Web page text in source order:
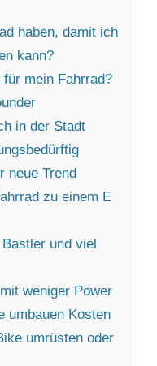
haben, damit ich
kann?
mein Fahrrad?
in der Stadt
neue Trend
zu einem E
und viel
weniger Power
umbauen Kosten
umrüsten oder